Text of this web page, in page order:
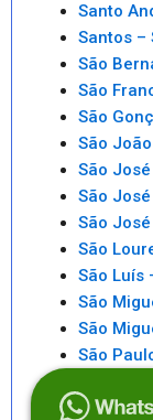
Santo
Santos –
São
São
São
São
São José
São
São
São
São Luís
São
São
São
São